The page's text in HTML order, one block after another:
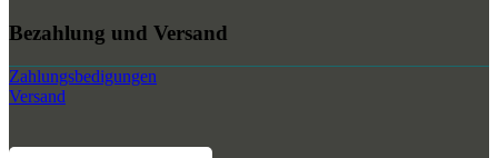
Bezahlung und Versand
Zahlungsbedigungen
Versand